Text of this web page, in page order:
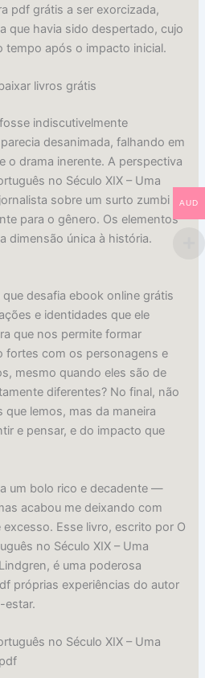
pdf grátis a ser exorcizada,
que havia sido despertado, cujo
tempo após o impacto inicial.
livros grátis
indiscutivelmente
desanimada, falhando em
o drama inerente. A perspectiva
no Século XIX – Uma
sobre um surto zumbi é
para o gênero. Os elementos
dimensão única à história.
desafia ebook online grátis
e identidades que ele
que nos permite formar
fortes com os personagens e
mesmo quando eles são de
diferentes? No final, não
lemos, mas da maneira
e pensar, e do impacto que
um bolo rico e decadente —
acabou me deixando com
Esse livro, escrito por O
no Século XIX – Uma
é uma poderosa
próprias experiências do autor
estar.
no Século XIX – Uma
AUD